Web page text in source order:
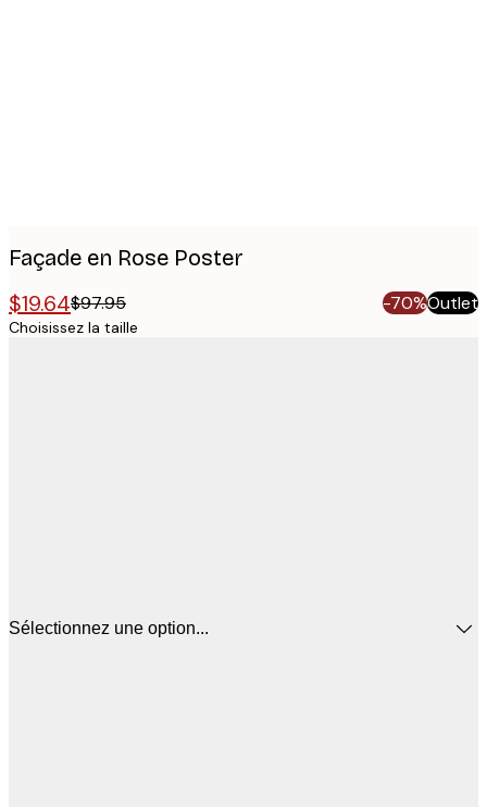
Façade en Rose Poster
$19.64$97.95 -70%Outlet
Choisissez la taille
Sélectionnez une option...